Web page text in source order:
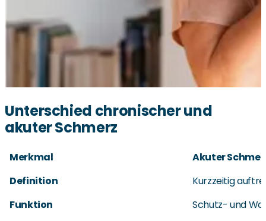
Unterschied chronischer und
akuter Schmerz
Merkmal
Akuter
Definition
Kurzzeitig
Funktion
Schutz- und